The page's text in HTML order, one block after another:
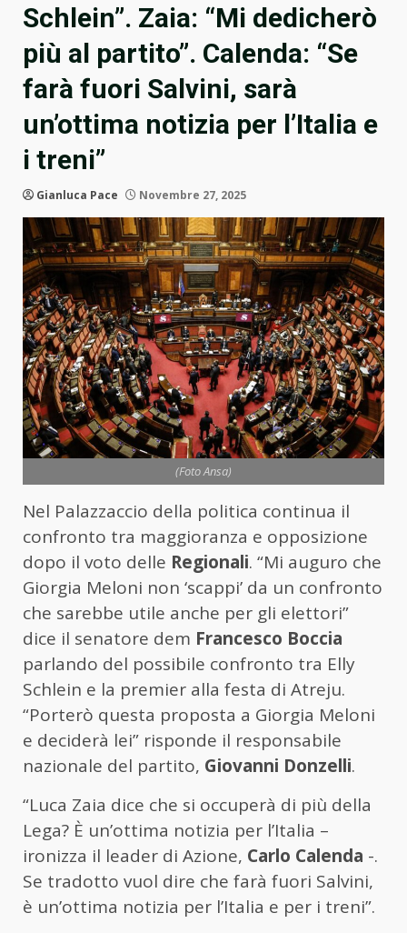
Schlein”. Zaia: “Mi dedicherò
più al partito”. Calenda: “Se
farà fuori Salvini, sarà
un’ottima notizia per l’Italia e
i treni”
Gianluca Pace Novembre 27, 2025
(Foto Ansa)
Nel Palazzaccio della politica continua il
confronto tra maggioranza e opposizione
dopo il voto delle Regionali. “Mi auguro che
Giorgia Meloni non ‘scappi’ da un confronto
che sarebbe utile anche per gli elettori”
dice il senatore dem Francesco Boccia
parlando del possibile confronto tra Elly
Schlein e la premier alla festa di Atreju.
“Porterò questa proposta a Giorgia Meloni
e deciderà lei” risponde il responsabile
nazionale del partito, Giovanni Donzelli.
“Luca Zaia dice che si occuperà di più della
Lega? È un’ottima notizia per l’Italia –
ironizza il leader di Azione, Carlo Calenda -.
Se tradotto vuol dire che farà fuori Salvini,
è un’ottima notizia per l’Italia e per i treni”.